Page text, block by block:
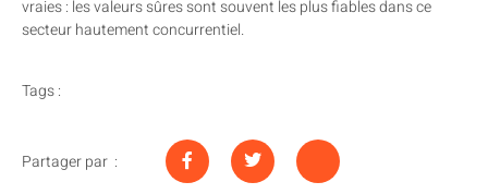
vraies : les valeurs sûres sont souvent les plus fiables dans ce
secteur hautement concurrentiel.
Tags :
Partager par :